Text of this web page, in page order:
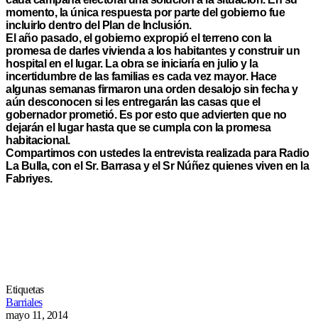
momento, la única respuesta por parte del gobierno fue
incluirlo dentro del Plan de Inclusión.
El año pasado, el gobierno expropió el terreno con la
promesa de darles vivienda a los habitantes y construir un
hospital en el lugar. La obra se iniciaría en julio y la
incertidumbre de las familias es cada vez mayor. Hace
algunas semanas firmaron una orden desalojo sin fecha y
aún desconocen si les entregarán las casas que el
gobernador prometió. Es por esto que advierten que no
dejarán el lugar hasta que se cumpla con la promesa
habitacional.
Compartimos con ustedes la entrevista realizada para Radio
La Bulla, con el Sr. Barrasa y el Sr Núñez quienes viven en la
Fabriyes.
Etiquetas
Barriales
mayo 11, 2014